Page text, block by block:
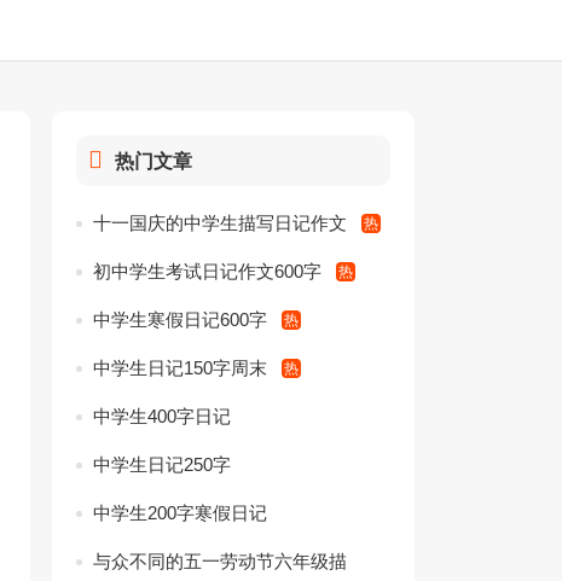
热门文章
十一国庆的中学生描写日记作文
初中学生考试日记作文600字
中学生寒假日记600字
中学生日记150字周末
中学生400字日记
中学生日记250字
中学生200字寒假日记
与众不同的五一劳动节六年级描